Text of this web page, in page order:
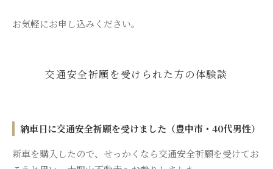
お気軽にお申し込みください。
交通安全祈願を受けられた方の体験談
納車日に交通安全祈願を受けました（豊中市・40代男性）
新車を購入したので、せっかくなら交通安全祈願を受けてお